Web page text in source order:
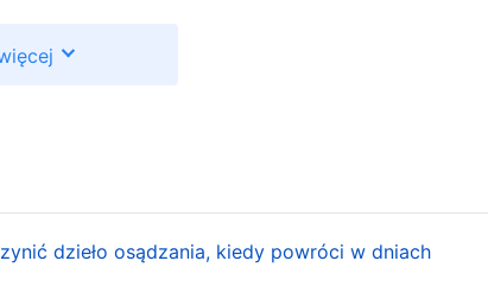
że Pan Jezus jest „ukochanym Synem” i
Jego umiłowanym Synem?«. »Jezus jest
samym sobie, tylko z innej perspektywy, z
swym własnym wcieleniu. Jezus jest Jego
dzieło osądzania, kiedy powróci w dniach